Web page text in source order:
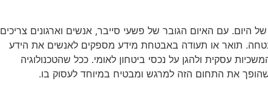
היום. עם האיום הגובר של פשעי סייבר, אנשים וארגונים צריכים
תואר או תעודה באבטחת מידע מספקים לאנשים את הידע
עסקית ולהגן על נכסי ביטחון לאומי. ככל שהטכנולוגיה
את התחום הזה למרגש ומבטיח במיוחד לעסוק בו.